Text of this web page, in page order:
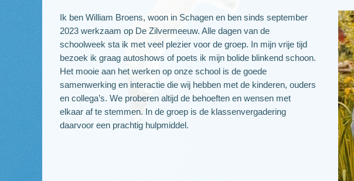
Ik ben William Broens, woon in Schagen en ben sinds september
2023 werkzaam op De Zilvermeeuw. Alle dagen van de
schoolweek sta ik met veel plezier voor de groep. In mijn vrije tijd
bezoek ik graag autoshows of poets ik mijn bolide blinkend schoon.
Het mooie aan het werken op onze school is de goede
samenwerking en interactie die wij hebben met de kinderen, ouders
en collega’s. We proberen altijd de behoeften en wensen met
elkaar af te stemmen. In de groep is de klassenvergadering
daarvoor een prachtig hulpmiddel.